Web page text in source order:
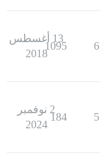
6
1095
13 أغسطس
2018
5
184
2 نوفمبر
2024